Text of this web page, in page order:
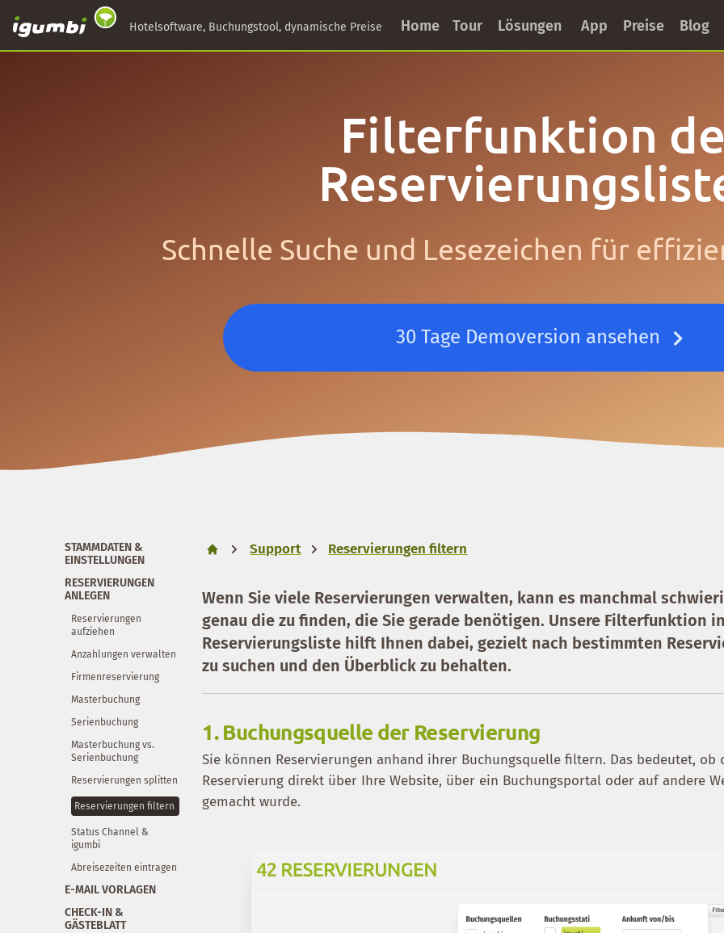
Hotelsoftware, Buchungstool, dynamische Preise Home Tour Lösungen App Preise Blog
Filterfunktion
Schnelle Suche und Lesezeichen für
30 Tage Demoversion ansehen
STAMMDATEN &
EINSTELLUNGEN
RESERVIERUNGEN
ANLEGEN
Reservierungen
aufziehen
Anzahlungen verwalten
Firmenreservierung
Masterbuchung
Serienbuchung
Masterbuchung vs.
Serienbuchung
Reservierungen splitten
Reservierungen filtern
Status Channel &
igumbi
Abreisezeiten eintragen
E-MAIL VORLAGEN
CHECK-IN &
GÄSTEBLATT
Support Reservierungen filtern
Wenn Sie viele Reservierungen verwalten, kann es manchmal
genau die zu finden, die Sie gerade benötigen. Unsere Filterfunktion
Reservierungsliste hilft Ihnen dabei, gezielt nach bestimmten
zu suchen und den Überblick zu behalten.
1.Buchungsquelle der Reservierung
Sie können Reservierungen anhand ihrer Buchungsquelle filtern. Das bedeutet, ob
Reservierung direkt über Ihre Website, über ein Buchungsportal oder auf andere
gemacht wurde.